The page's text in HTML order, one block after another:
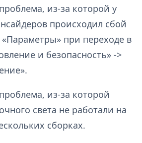
из-за которой у
происходил сбой
при переходе в
и безопасность» ->
из-за которой
света не работали на
сборках.